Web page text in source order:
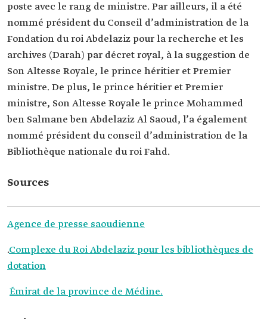
poste avec le rang de ministre. Par ailleurs, il a été
nommé président du Conseil d’administration de la
Fondation du roi Abdelaziz pour la recherche et les
archives (Darah) par décret royal, à la suggestion de
Son Altesse Royale, le prince héritier et Premier
ministre. De plus, le prince héritier et Premier
ministre, Son Altesse Royale le prince Mohammed
ben Salmane ben Abdelaziz Al Saoud, l’a également
nommé président du conseil d’administration de la
‏Bibliothèque nationale du roi Fahd.
Sources
Agence de presse saoudienne
.Complexe du Roi Abdelaziz pour les bibliothèques de
dotation
Émirat de la province de Médine.